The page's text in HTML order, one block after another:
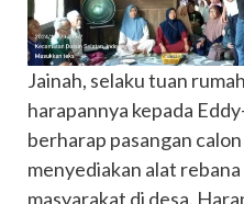
Jainah, selaku tuan
harapannya kepada
berharap pasangan
menyediakan alat
masyarakat di desa.